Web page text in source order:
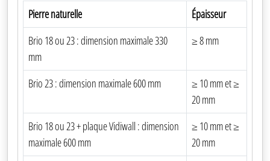
Pierre naturelle
Épaisseur
Brio 18 ou 23 : dimension maximale 330
mm
≥ 8 mm
Brio 23 : dimension maximale 600 mm
≥ 10 mm et ≥
20 mm
Brio 18 ou 23 + plaque Vidiwall : dimension
maximale 600 mm
≥ 10 mm et ≥
20 mm